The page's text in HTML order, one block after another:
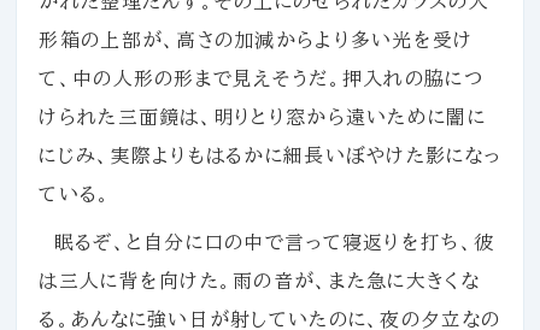
形箱の上部が、高さの加減からより多い光を受け
て、中の人形の形まで見えそうだ。押入れの脇につ
けられた三面鏡は、明りとり窓から遠いために闇に
にじみ、実際よりもはるかに細長いぼやけた影になっ
ている。
眠るぞ、と自分に口の中で言って寝返りを打ち、彼
は三人に背を向けた。雨の音が、また急に大きくな
る。あんなに強い日が射していたのに、夜の夕立なの